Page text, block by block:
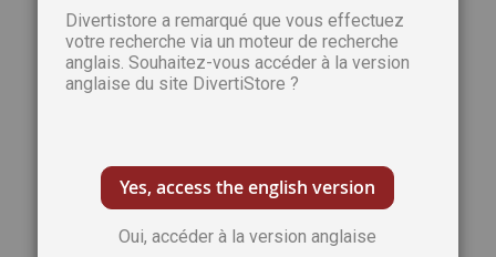
galerie
d’images
Divertistore a remarqué que vous effectuez
votre recherche via un moteur de recherche
anglais. Souhaitez-vous accéder à la version
anglaise du site DivertiStore ?
Yes, access the english version
Oui, accéder à la version anglaise